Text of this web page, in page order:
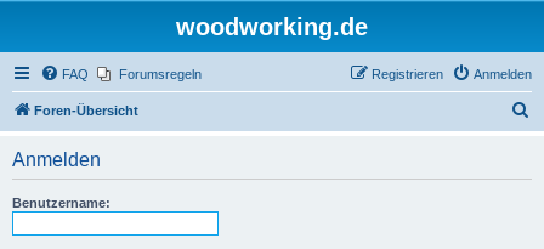
woodworking.de
FAQ Forumsregeln Anmelden
Registrieren
Foren-Übersicht
Anmelden
Benutzername: